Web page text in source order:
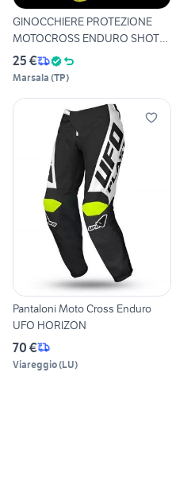
GINOCCHIERE PROTEZIONE
MOTOCROSS ENDURO SHOT
OPTIM
25 €
Marsala (TP)
Pantaloni Moto Cross Enduro
UFO HORIZON
70 €
Viareggio(LU)